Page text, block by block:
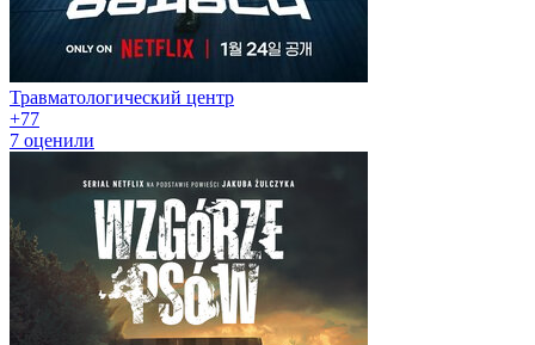
Травматологический центр
+77
7 оценили